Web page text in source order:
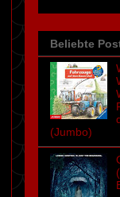
Beliebte
(Jumbo)